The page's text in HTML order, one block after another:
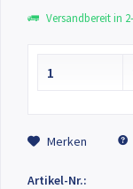
Versandbereit in
Merken
Artikel-Nr.: